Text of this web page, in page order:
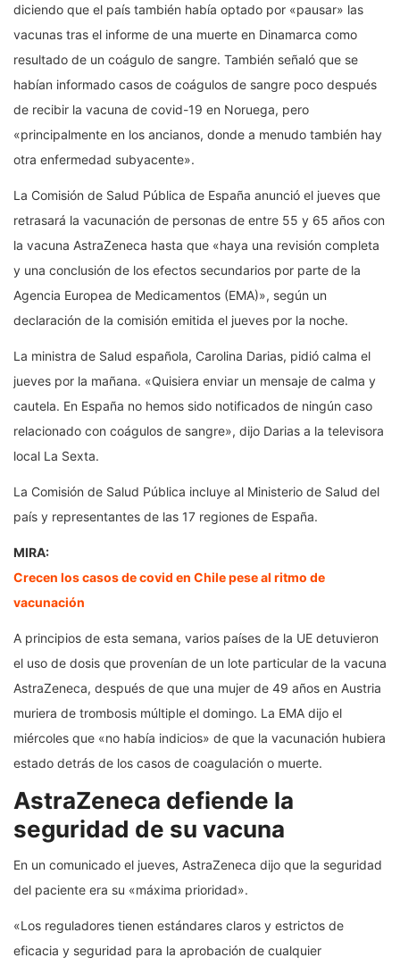
diciendo que el país también había optado por «pausar» las
vacunas tras el informe de una muerte en Dinamarca como
resultado de un coágulo de sangre. También señaló que se
habían informado casos de coágulos de sangre poco después
de recibir la vacuna de covid-19 en Noruega, pero
«principalmente en los ancianos, donde a menudo también hay
otra enfermedad subyacente».
La Comisión de Salud Pública de España anunció el jueves que
retrasará la vacunación de personas de entre 55 y 65 años con
la vacuna AstraZeneca hasta que «haya una revisión completa
y una conclusión de los efectos secundarios por parte de la
Agencia Europea de Medicamentos (EMA)», según un
declaración de la comisión emitida el jueves por la noche.
La ministra de Salud española, Carolina Darias, pidió calma el
jueves por la mañana. «Quisiera enviar un mensaje de calma y
cautela. En España no hemos sido notificados de ningún caso
relacionado con coágulos de sangre», dijo Darias a la televisora
local La Sexta.
La Comisión de Salud Pública incluye al Ministerio de Salud del
país y representantes de las 17 regiones de España.
MIRA:
Crecen los casos de covid en Chile pese al ritmo de
vacunación
A principios de esta semana, varios países de la UE detuvieron
el uso de dosis que provenían de un lote particular de la vacuna
AstraZeneca, después de que una mujer de 49 años en Austria
muriera de trombosis múltiple el domingo. La EMA dijo el
miércoles que «no había indicios» de que la vacunación hubiera
estado detrás de los casos de coagulación o muerte.
AstraZeneca defiende la
seguridad de su vacuna
En un comunicado el jueves, AstraZeneca dijo que la seguridad
del paciente era su «máxima prioridad».
«Los reguladores tienen estándares claros y estrictos de
eficacia y seguridad para la aprobación de cualquier